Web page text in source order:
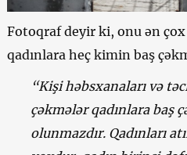
Fotoqraf deyir ki, onu ən
qadınlara heç kimin baş
“Kişi həbsxanaları və
çəkmələr qadınlara baş
olunmazdır. Qadınları